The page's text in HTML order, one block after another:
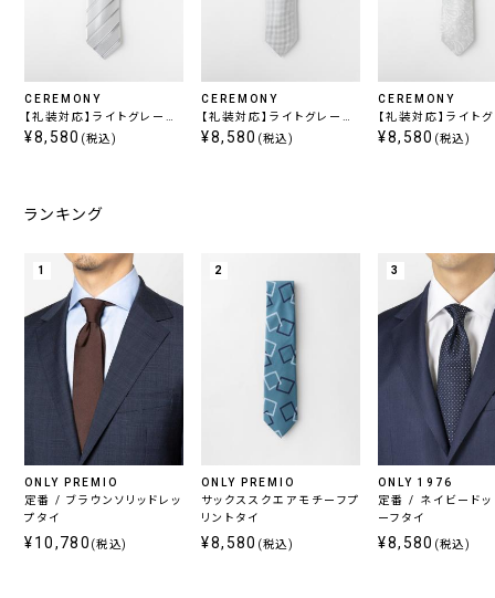
CEREMONY
【礼装対応】ライトグレーレ
ジメンタルストライプタイ
¥8,580 (税込)
CEREMONY
【礼装対応】ライトグレーソ
リッドタイ
¥8,580 (税込)
CEREMONY
【礼装対応】ライト
イズリーモチーフタ
¥8,580 (税込)
ランキング
1
ONLY PREMIO
定番 / ブラウンソリッドレッ
プタイ
¥10,780 (税込)
2
ONLY PREMIO
サックススクエアモチーフプ
リントタイ
¥8,580 (税込)
3
ONLY 1976
定番 / ネイビードッ
ーフタイ
¥8,580 (税込)